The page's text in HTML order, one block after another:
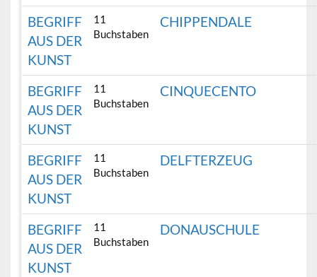
BEGRIFF
AUS DER
KUNST
11
Buchstaben
CHIPPENDALE
BEGRIFF
AUS DER
KUNST
11
Buchstaben
CINQUECENTO
BEGRIFF
AUS DER
KUNST
11
Buchstaben
DELFTERZEUG
BEGRIFF
AUS DER
KUNST
11
Buchstaben
DONAUSCHULE